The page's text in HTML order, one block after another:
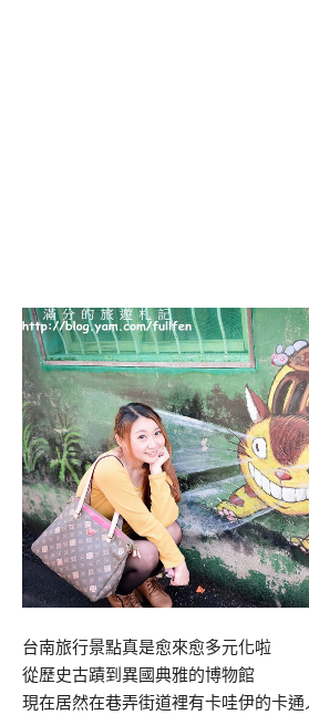
台南旅行景點真是愈來愈多元化啦
從歷史古蹟到異國典雅的博物館
現在居然在巷弄街道裡有卡哇伊的卡通